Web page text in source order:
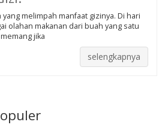
melimpah manfaat gizinya. Di hari
olahan makanan dari buah yang satu
jika
selengkapnya